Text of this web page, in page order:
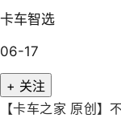
卡车智选
06-17
+ 关注
【卡车之家 原创】